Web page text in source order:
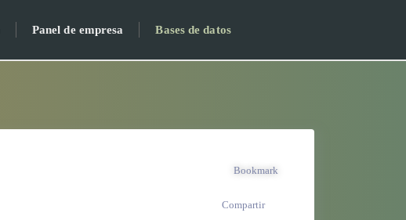
Panel de empresa Bases de datos
Bookmark
Compartir